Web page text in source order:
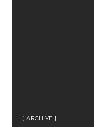
ARCHIVE